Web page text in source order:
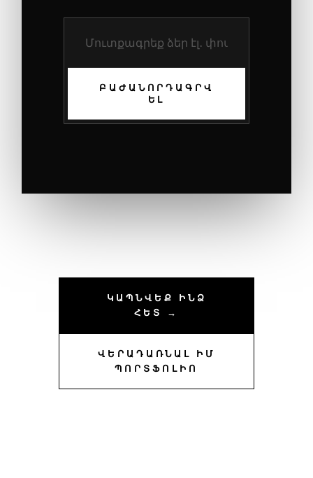
ԲԱԺԱՆՈՐԴԱԳՐՎ
ԵԼ
ԿԱՊՆՎԵՔ ԻՆՁ
ՀԵՏ →
ՎԵՐԱԴԱՌՆԱԼ ԻՄ
ՊՈՐՏՖՈԼԻՈ